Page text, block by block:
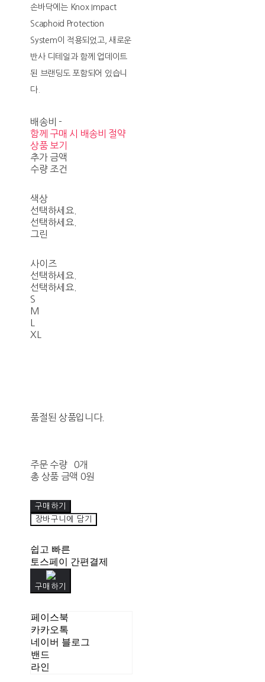
손바닥에는 Knox Impact
Scaphoid Protection
System이 적용되었고, 새로운
반사 디테일과 함께 업데이트
된 브랜딩도 포함되어 있습니
다.
배송비 -
함께 구매 시 배송비 절약
상품 보기
추가 금액
수량 조건
색상
선택하세요.
선택하세요.
그린
사이즈
선택하세요.
선택하세요.
S
M
XL
품절된 상품입니다.
주문 수량
0개
총 상품 금액 0원
구매하기
장바구니에 담기
쉽고 빠른
토스페이 간편결제
구매하기
페이스북
카카오톡
네이버 블로그
밴드
라인